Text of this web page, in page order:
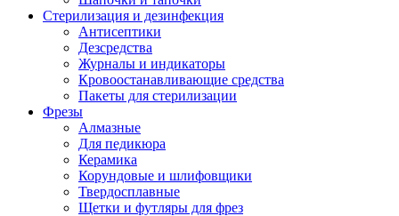
Стерилизация и дезинфекция
Антисептики
Дезсредства
Журналы и индикаторы
Кровоостанавливающие средства
Пакеты для стерилизации
Фрезы
Алмазные
Для педикюра
Керамика
Корундовые и шлифовщики
Твердосплавные
Щетки и футляры для фрез